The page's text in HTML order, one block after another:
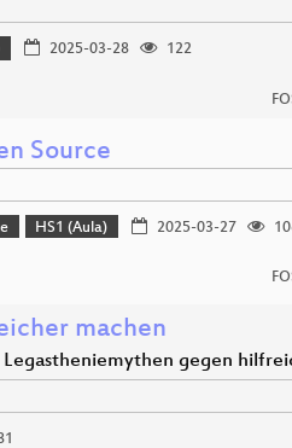
2025-03-28
122
Source
HS1 (Aula) 2025-03-27
machen
gegen